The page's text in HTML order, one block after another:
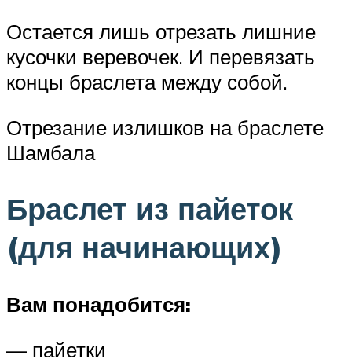
Остается лишь отрезать лишние
кусочки веревочек. И перевязать
концы браслета между собой.
Отрезание излишков на браслете
Шамбала
Браслет из пайеток
(для начинающих)
Вам понадобится:
— пайетки